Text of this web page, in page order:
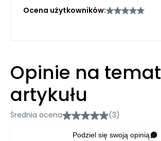
Ocena użytkowników:
Opinie na temat
artykułu
Średnia ocena (3)
Podziel się swoją opinią